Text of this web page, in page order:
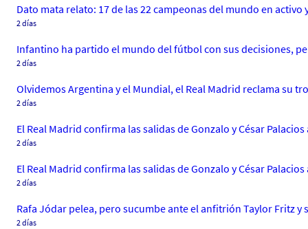
Dato mata relato: 17 de las 22 campeonas del mundo en
2 días
Infantino ha partido el mundo del fútbol con sus decisiones,
2 días
Olvidemos Argentina y el Mundial, el Real Madrid reclama su
2 días
El Real Madrid confirma las salidas de Gonzalo y César
2 días
El Real Madrid confirma las salidas de Gonzalo y César
2 días
Rafa Jódar pelea, pero sucumbe ante el anfitrión Taylor Fritz
2 días